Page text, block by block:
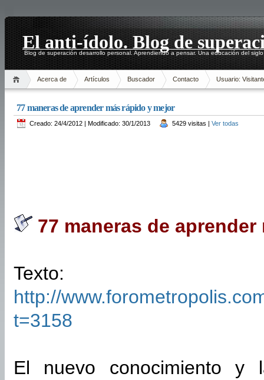
El anti-ídolo. Blog de
Blog de superación desarrollo personal. Aprendiendo a pensar. Una educación del
Acerca de Artículos Buscador Contacto Usuario:
77 maneras de aprender más rápido y mejor
Creado: 24/4/2012 | Modificado: 30/1/2013 5429 visitas | Ver todas
77 maneras de
Texto:
http://
t=3158
El nuevo conocimiento y